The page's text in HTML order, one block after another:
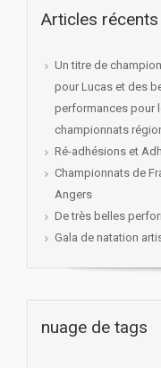
Articles récents
Un titre de
pour Lucas et des
performances pour
championnats
Ré-adhésions et
Championnats de
Angers
De très belles
Gala de natation
nuage de tags